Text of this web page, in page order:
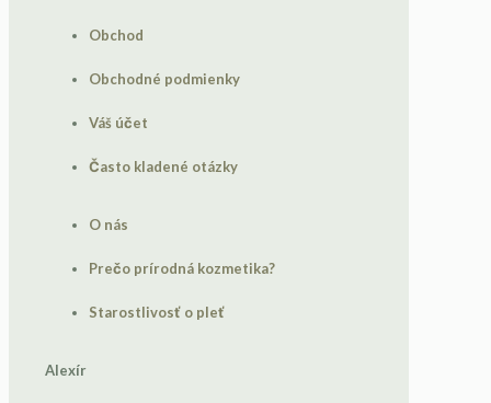
Obchod
Obchodné podmienky
Váš účet
Často kladené otázky
O nás
Prečo prírodná kozmetika?
Starostlivosť o pleť
Alexír